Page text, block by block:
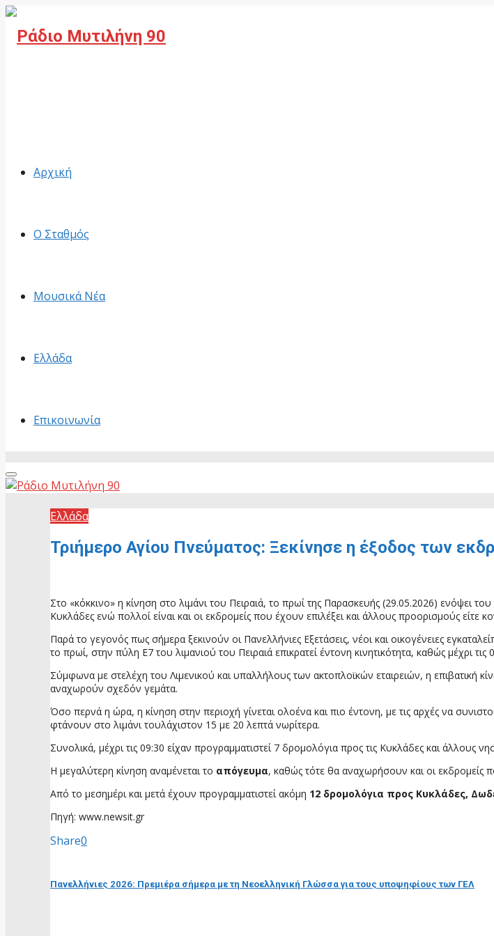
Αρχική
Ο Σταθμός
Μουσικά Νέα
Ελλάδα
Επικοινωνία
Primary
Menu
Ελλάδα
Τριήμερο Αγίου Πνεύματος: Ξεκίνησε η έξοδος των
Στο «κόκκινο» η κίνηση στο λιμάνι του Πειραιά, το πρωί της Παρασκευής (29.05.2026) ενόψει
Κυκλάδες ενώ πολλοί είναι και οι εκδρομείς που έχουν επιλέξει και άλλους προορισμούς είτε
Παρά το γεγονός πως σήμερα ξεκινούν οι Πανελλήνιες Εξετάσεις, νέοι και οικογένειες
το πρωί, στην πύλη Ε7 του λιμανιού του Πειραιά επικρατεί έντονη κινητικότητα, καθώς μέχρι
Σύμφωνα με στελέχη του Λιμενικού και υπαλλήλους των ακτοπλοϊκών εταιρειών, η επιβατική
αναχωρούν σχεδόν γεμάτα.
Όσο περνά η ώρα, η κίνηση στην περιοχή γίνεται ολοένα και πιο έντονη, με τις αρχές να
φτάνουν στο λιμάνι τουλάχιστον 15 με 20 λεπτά νωρίτερα.
Συνολικά, μέχρι τις 09:30 είχαν προγραμματιστεί 7 δρομολόγια προς τις Κυκλάδες και άλλους
Η μεγαλύτερη κίνηση αναμένεται το απόγευμα, καθώς τότε θα αναχωρήσουν και οι εκδρομείς
Από το μεσημέρι και μετά έχουν προγραμματιστεί ακόμη 12 δρομολόγια προς Κυκλάδες,
Πηγή: www.newsit.gr
Share0
Πανελλήνιες 2026: Πρεμιέρα σήμερα με τη Νεοελληνική Γλώσσα για τους υποψηφίους των ΓΕΛ